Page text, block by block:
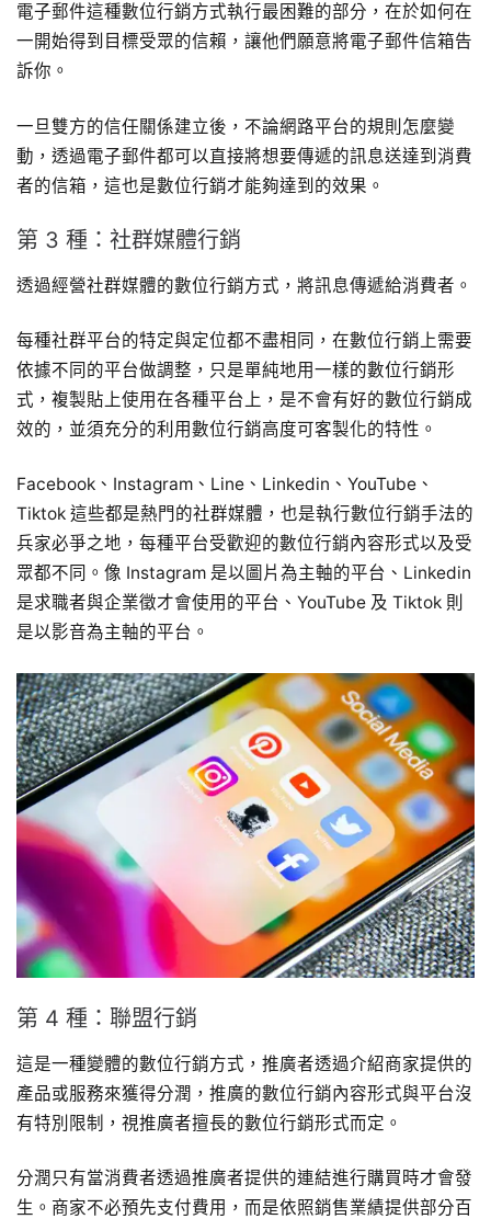
電子郵件這種數位行銷方式執行最困難的部分，在於如何在
一開始得到目標受眾的信賴，讓他們願意將電子郵件信箱告
訴你。
一旦雙方的信任關係建立後，不論網路平台的規則怎麼變
動，透過電子郵件都可以直接將想要傳遞的訊息送達到消費
者的信箱，這也是數位行銷才能夠達到的效果。
第 3 種：社群媒體行銷
透過經營社群媒體的數位行銷方式，將訊息傳遞給消費者。
每種社群平台的特定與定位都不盡相同，在數位行銷上需要
依據不同的平台做調整，只是單純地用一樣的數位行銷形
式，複製貼上使用在各種平台上，是不會有好的數位行銷成
效的，並須充分的利用數位行銷高度可客製化的特性。
Facebook、Instagram、Line、Linkedin、YouTube、
Tiktok 這些都是熱門的社群媒體，也是執行數位行銷手法的
兵家必爭之地，每種平台受歡迎的數位行銷內容形式以及受
眾都不同。像 Instagram 是以圖片為主軸的平台、Linkedin
是求職者與企業徵才會使用的平台、YouTube 及 Tiktok 則
是以影音為主軸的平台。
第 4 種：聯盟行銷
這是一種變體的數位行銷方式，推廣者透過介紹商家提供的
產品或服務來獲得分潤，推廣的數位行銷內容形式與平台沒
有特別限制，視推廣者擅長的數位行銷形式而定。
分潤只有當消費者透過推廣者提供的連結進行購買時才會發
生。商家不必預先支付費用，而是依照銷售業績提供部分百